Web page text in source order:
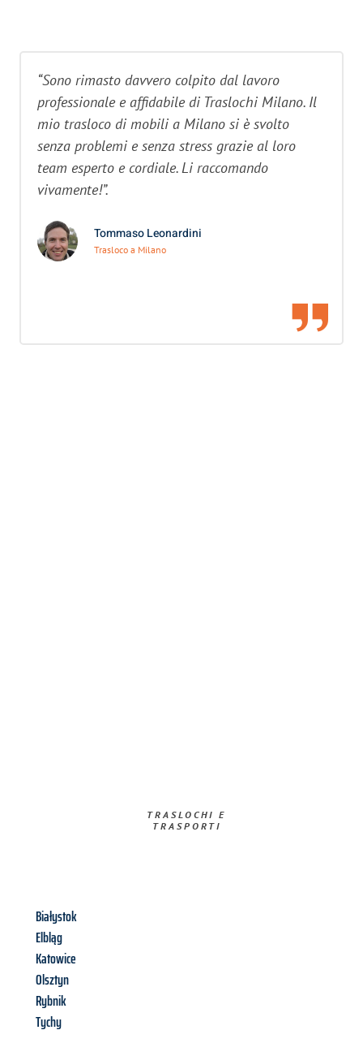
“Sono rimasto davvero colpito dal lavoro
professionale e affidabile di Traslochi Milano. Il
mio trasloco di mobili a Milano si è svolto
senza problemi e senza stress grazie al loro
team esperto e cordiale. Li raccomando
vivamente!”.
Tommaso Leonardini
Trasloco a Milano
TRASLOCHI E
TRASPORTI​
Białystok
Elbląg
Katowice
Olsztyn
Rybnik
Tychy